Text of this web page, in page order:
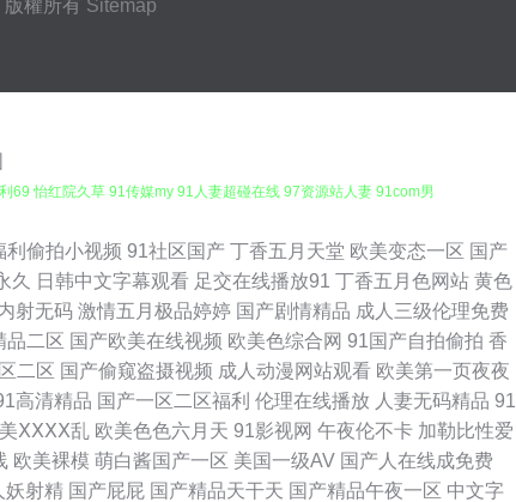
版權所有 Sitemap
怡红院久草 91传媒my 91人妻超碰在线 97资源站人妻 91com男
线观看免费高清中文 91豆花看片 91看网页免费版入口 91亚洲天堂
波多野结衣mgs968 国产另类综合 精品国产一区在线 伦乱海角真
免费观看高清视频 91含羞草在线看 91洮色在线观看 电影网站 欧
桃tv 91在线观看国产视频 八戒八戒 国产精品久久 精品国产久线观
利偷拍小视频 91社区国产 丁香五月天堂 欧美变态一区 国产
久 日韩中文字幕观看 足交在线播放91 丁香五月色网站 黄色
射无码 激情五月极品婷婷 国产剧情精品 成人三级伦理免费
品二区 国产欧美在线视频 欧美色综合网 91国产自拍偷拍 香
二区 国产偷窥盗摄视频 成人动漫网站观看 欧美第一页夜夜
高清精品 国产一区二区福利 伦理在线播放 人妻无码精品 91
ⅩⅩⅩⅩ乱 欧美色色六月天 91影视网 午夜伦不卡 加勒比性爱
欧美裸模 萌白酱国产一区 美国一级AV 国产人在线成免费
妖射精 国产屁屁 国产精品天干天 国产精品午夜一区 中文字